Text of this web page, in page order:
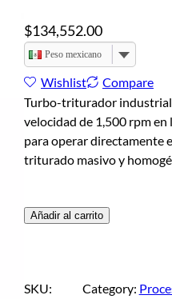
$134,552.00
Peso mexicano
Wishlist
Compare
Turbo-triturador industrial
velocidad de 1,500 rpm
para operar directamente
triturado masivo y
Añadir al carrito
SKU:
Category: